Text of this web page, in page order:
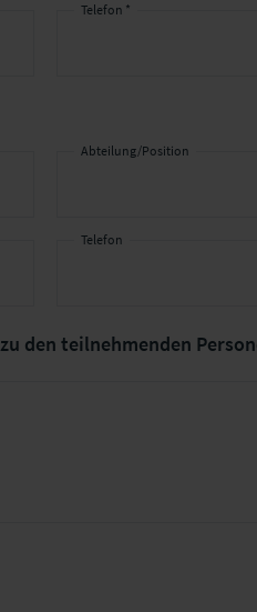
Telefon *
Abteilung/Position
Telefon
zu den teilnehmenden